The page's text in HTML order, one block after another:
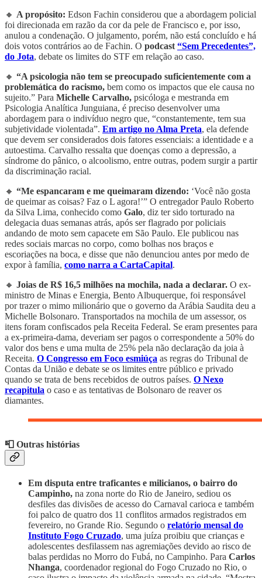
🔸 A propósito: Edson Fachin considerou que a abordagem policial
foi direcionada em razão da cor da pele de Francisco e, por isso,
anulou a condenação. O julgamento, porém, não está concluído e há
dois votos contrários ao de Fachin. O podcast “Sem Precedentes”,
do Jota, debate os limites do STF em relação ao caso.
🔸 “A psicologia não tem se preocupado suficientemente com a
problemática do racismo, bem como os impactos que ele causa no
sujeito.” Para Michelle Carvalho, psicóloga e mestranda em
Psicologia Analítica Junguiana, é preciso desenvolver uma
abordagem para o indivíduo negro que, “constantemente, tem sua
subjetividade violentada”. Em artigo no Alma Preta, ela defende
que devem ser considerados dois fatores essenciais: a identidade e a
autoestima. Carvalho ressalta que doenças como a depressão, a
síndrome do pânico, o alcoolismo, entre outras, podem surgir a partir
da discriminação racial.
🔸 “Me espancaram e me queimaram dizendo: ‘Você não gosta
de queimar as coisas? Faz o L agora!’” O entregador Paulo Roberto
da Silva Lima, conhecido como Galo, diz ter sido torturado na
delegacia duas semanas atrás, após ser flagrado por policiais
andando de moto sem capacete em São Paulo. Ele publicou nas
redes sociais marcas no corpo, como bolhas nos braços e
escoriações na boca, e disse que não denunciou antes por medo de
expor à família, como narra a CartaCapital.
🔸 Joias de R$ 16,5 milhões na mochila, nada a declarar. O ex-
ministro de Minas e Energia, Bento Albuquerque, foi responsável
por trazer o mimo milionário que o governo da Arábia Saudita deu a
Michelle Bolsonaro. Transportados na mochila de um assessor, os
itens foram confiscados pela Receita Federal. Se eram presentes para
a ex-primeira-dama, deveriam ser pagos o correspondente a 50% do
valor dos bens e uma multa de 25% pela não declaração da joia à
Receita. O Congresso em Foco esmiúça as regras do Tribunal de
Contas da União e debate se os limites entre público e privado
quando se trata de bens recebidos de outros países. O Nexo
recapitula o caso e as tentativas de Bolsonaro de reaver os
diamantes.
📮 Outras histórias
Em disputa entre traficantes e milicianos, o bairro do
Campinho, na zona norte do Rio de Janeiro, sediou os
desfiles das divisões de acesso do Carnaval carioca e também
foi palco de quatro dos 11 conflitos armados registrados em
fevereiro, no Grande Rio. Segundo o relatório mensal do
Instituto Fogo Cruzado, uma juíza proibiu que crianças e
adolescentes desfilassem nas agremiações devido ao risco de
balas perdidas no Morro do Fubá, no Campinho. Para Carlos
Nhanga, coordenador regional do Fogo Cruzado no Rio, o